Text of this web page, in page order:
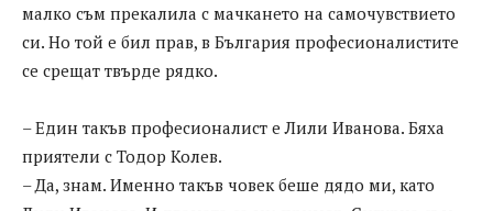
малко съм прекалила с мачкането на самочувствието
си. Но той е бил прав, в България професионалистите
се срещат твърде рядко.
– Един такъв професионалист е Лили Иванова. Бяха
приятели с Тодор Колев.
– Да, знам. Именно такъв човек беше дядо ми, като